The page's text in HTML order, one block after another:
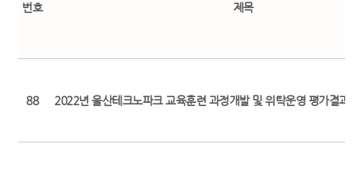
번호 제목
88 2022년 울산테크노파크 교육훈련 과정개발 및 위탁운영 평가결과